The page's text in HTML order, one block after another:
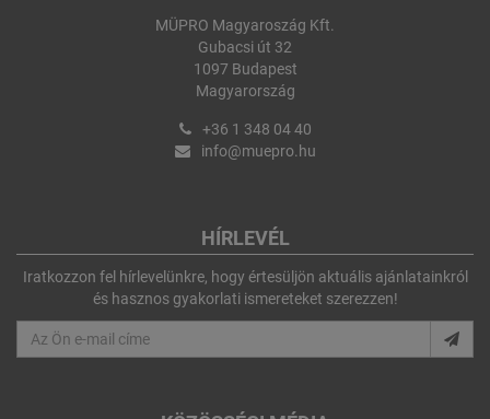
MÜPRO Magyaroszág Kft.
Gubacsi út 32
1097 Budapest
Magyarország
+36 1 348 04 40
info@muepro.hu
HÍRLEVÉL
Iratkozzon fel hírlevelünkre, hogy értesüljön aktuális ajánlatainkról
és hasznos gyakorlati ismereteket szerezzen!